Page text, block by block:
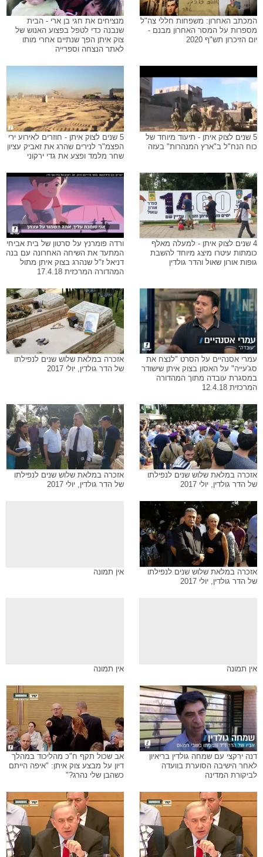
המכתב האחרון: משפחות חללי צה"ל
מספרות על המסר האחרון מבנם -
יום הזיכרון תש"ף 2020
מנציחים את חגי בן ארי - הבית
שנבנה כדי לטפל בפצוע האנוש של
צוק איתן הפך שנתיים אחרי מותו
לאתר הנצחה וספרייה
5 שנים לצוק איתן - תיעוד מיוחד של
כוח הנח"ל ב"ארץ המנהרות" בעזה
5 שנים לצוק איתן - חוזרים לאירוע ירי
הפצמ"ר לנירים שהרג את זאביק עציון
שחר מלמד ופצע את גדי ירקוני
4 שנים לצוק איתן - למעלה מאלף
כומתות עיטרו מיצג מיוחד להשבת
גופות אורון שאול והדר גולדין
ורדה פומרנץ על סרטון של בית אביחי
המתעד את השיחה האחרונה עם בנה
דניאל ז"ל שנהרג בצוק איתן מתול
המהדורה המרכזית 17.4.18
עמרי אסנהיים על הסרט "לנצח את
סג'עייה" על האסון בצוק איתן שישודר
במסגרת עובדה מתוך המהדורה
המרכזית 12.4.18
אזכרה במלאת שלוש שנים לנפילתו
של הדר גולדין, יולי 2017
אזכרה במלאת שלוש שנים לנפילתו
של הדר גולדין, יולי 2017
אזכרה במלאת שלוש שנים לנפילתו
של הדר גולדין, יולי 2017
אזכרה במלאת שלוש שנים לנפילתו
של הדר גולדין, יולי 2017
אין תמונה
אין תמונה אין תמונה
דנה ירקצי עם שמחה גולדין בריאיון
לאחר הישיבה הסוערת בוועדה
לביקורת המדינה
אב שכול תקף ח"כ מהליכוד במהלך
דיון על מבצע צוק איתן: "איפה הייתם
כשהבן שלי נהרג?"